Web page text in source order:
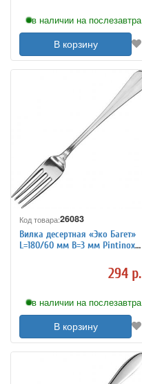
в наличии на послезавтра
В корзину
Код товара:26083
Вилка десертная «Эко Багет»
L=180/60 мм B=3 мм Pintinox
294 р.
в наличии на послезавтра
В корзину